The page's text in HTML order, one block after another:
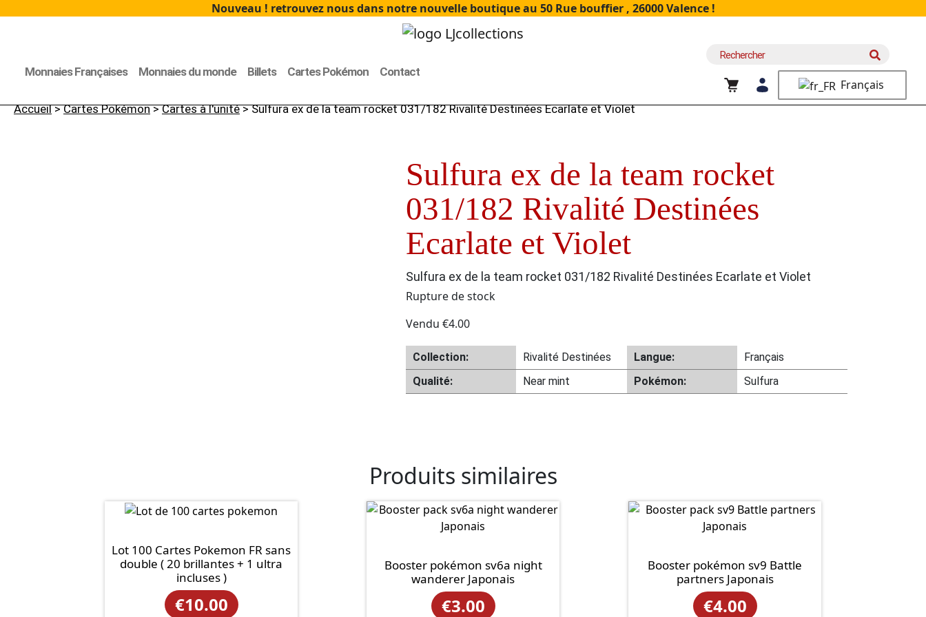
Nouveau ! retrouvez nous dans notre nouvelle boutique au 50 Rue bouffier , 26000 Valence !
Monnaies Françaises Monnaies du monde Billets Cartes Pokémon Contact
Recherche
Français
Accueil>Cartes Pokémon>Cartes à l'unité> Sulfura ex de la team rocket 031/182 Rivalité Destinées Ecarlate et Violet
Sulfura ex de la team rocket
031/182 Rivalité Destinées
Ecarlate et Violet
Sulfura ex de la team rocket 031/182 Rivalité Destinées Ecarlate et Violet
Rupture de stock
Vendu €4.00
Collection: Rivalité Destinées Langue:
Français
Qualité:
Near mint Pokémon: Sulfura
Produits similaires
Lot 100 Cartes Pokemon FR sans
double ( 20 brillantes + 1 ultra
incluses )
€10.00
Booster pokémon sv6a night
wanderer Japonais
€3.00
Booster pokémon sv9 Battle
partners Japonais
€4.00